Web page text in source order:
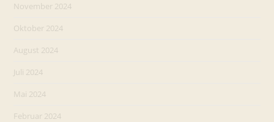
November 2024
Oktober 2024
August 2024
Juli 2024
Mai 2024
Februar 2024